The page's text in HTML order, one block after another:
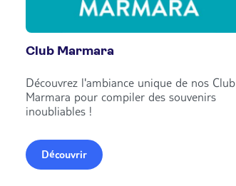
Club Marmara
Découvrez l'ambiance unique de nos Club
Marmara pour compiler des souvenirs
inoubliables !
Découvrir